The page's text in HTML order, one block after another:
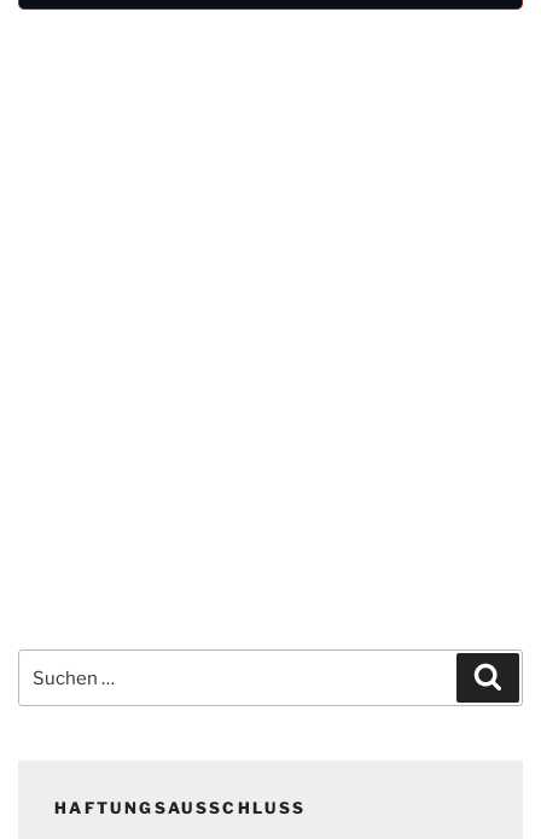
nach:
HAFTUNGSAUSSCHLUSS